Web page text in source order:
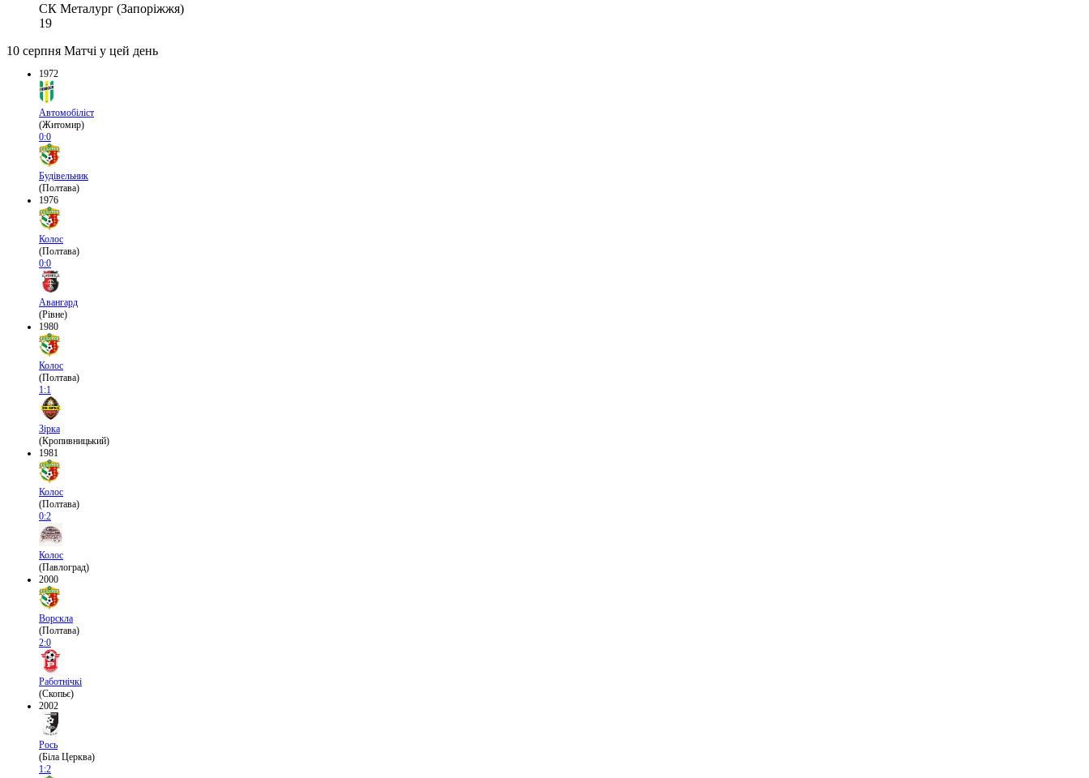
СК Металург (Запоріжжя)
19
10 серпня Матчі у цей день
1972
Автомобіліст
(Житомир)
0:0
Будівельник
(Полтава)
1976
Колос
(Полтава)
0:0
Авангард
(Рівне)
1980
Колос
(Полтава)
1:1
Зірка
(Кропивницький)
1981
Колос
(Полтава)
0:2
Колос
(Павлоград)
2000
Ворскла
(Полтава)
2:0
Работнічкі
(Скопьє)
2002
Рось
(Біла Церква)
1:2